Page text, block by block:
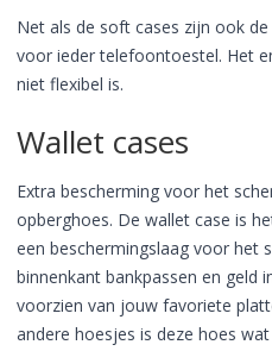
Net als de soft cases zijn ook
voor ieder telefoontoestel. Het
niet flexibel is.
Wallet cases
Extra bescherming voor het
opberghoes. De wallet case is
een beschermingslaag voor het
binnenkant bankpassen en geld
voorzien van jouw favoriete
andere hoesjes is deze hoes